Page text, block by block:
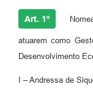
Art. 1º
atuarem como
Desenvolvimento
I – Andressa de